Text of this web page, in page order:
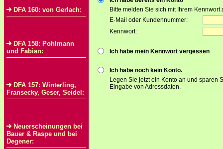
DFA 160: von Gerlach:
DFA 158: Pohlmann
und Fabian:
DFA 157: Winterling,
Fransecky, Geser, Seidel:
Neuerscheinungen bei
Bauer & Raspe und bei
Degener:
Bitte melden Sie sich mit Ihrem Kennwort
E-Mail oder Kundennummer:
Kennwort:
Ich habe mein Kennwort vergessen
Ich habe noch kein Konto.
Legen Sie jetzt ein Konto an und sparen
Eingabe von Adressdaten.